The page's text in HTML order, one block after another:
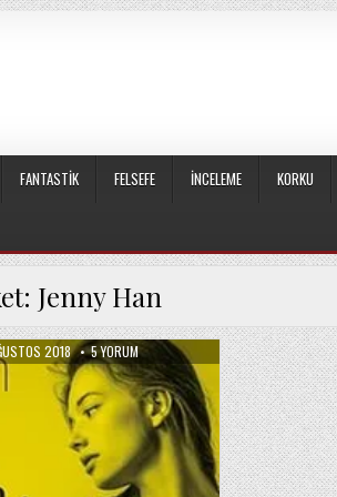
FANTASTIK FELSEFE İNCELEME KORKU
Jenny Han
2018 SENSIZ
YAZ
OLMAZ
/
JENNY
HAN
5 YORUM